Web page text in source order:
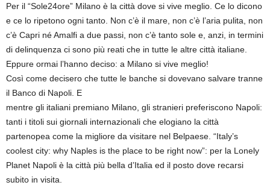
Per il “Sole24ore” Milano è la città dove si vive meglio. Ce lo dicono
e ce lo ripetono ogni tanto. Non c’è il mare, non c’è l’aria pulita, non
c’è Capri né Amalfi a due passi, non c’è tanto sole e, anzi, in termini
di delinquenza ci sono più reati che in tutte le altre città italiane.
Eppure ormai l’hanno deciso: a Milano si vive meglio!
Così come decisero che tutte le banche si dovevano salvare tranne
il Banco di Napoli. E
mentre gli italiani premiano Milano, gli stranieri preferiscono Napoli:
tanti i titoli sui giornali internazionali che elogiano la città
partenopea come la migliore da visitare nel Belpaese. “Italy’s
coolest city: why Naples is the place to be right now”: per la Lonely
Planet Napoli è la città più bella d’Italia ed il posto dove recarsi
subito in visita.